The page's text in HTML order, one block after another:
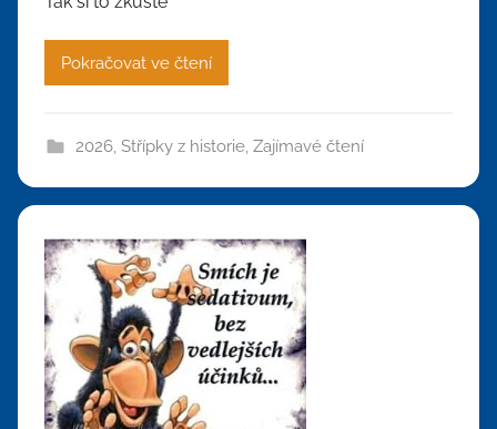
Pokračovat ve čtení
2026, Střípky z historie, Zajímavé čtení